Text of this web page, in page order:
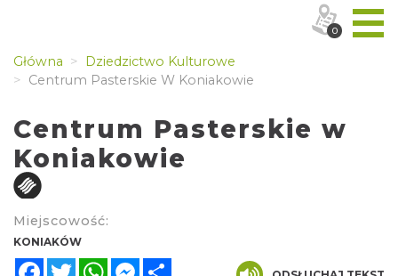
Główna
Dziedzictwo Kulturowe
Centrum Pasterskie W Koniakowie
Centrum Pasterskie w
Koniakowie
Miejscowość:
KONIAKÓW
FacebookTwitterWhatsAppMessenger
0